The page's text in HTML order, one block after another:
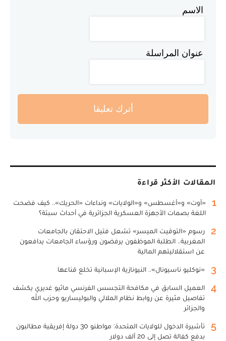
الاسم
عنوان المراسلة
أترك تعليقا
المقالات الأكثر قراءة
1
«أوت» و«أغسطس» و«الولايات» ونداءات «الحريك».. كيف فضحت
اللغة بصمات الأجهزة العسكرية الجزائرية في أحداث سبتة؟
2
رسوم «التوقيت الميسر» تشعل فتيل الاحتقان بالجامعات
المغربية.. الطلبة الموظفون يرفضون ورؤساء الجامعات يدافعون
عن استقلاليتهم المالية
3 «نوكليو ناسيونال».. النيونازية الإسبانية تخلع قناعها
4
العميل السابق في مكافحة التجسس الفرنسي ماثيو غديري يكشف
تفاصيل مثيرة عن روابط نظام الملالي والبوليساريو وحزب الله
والجزائر
5
تأشيرة الدخول للولايات المتحدة: مواطنو 30 دولة إفريقية مطالبون
بدفع كفالة تصل إلى 20 ألف دولار